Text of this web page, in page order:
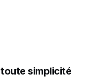
simplicité